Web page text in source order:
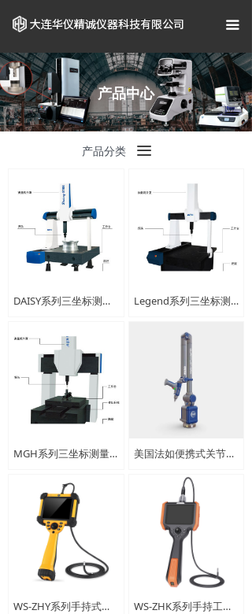
끀
首页
关于我们
企业资质
产品中心
新闻资讯
联系我们
产品中心
끀
DAISY系列三坐标测量仪 Legend系列三坐标测量仪
MGH系列三坐标测量机 美国法如便携式关节臂测量仪
WS-ZHY系列手持式高清孔探仪 WS-ZHK系列手持工业内窥镜
产品分类